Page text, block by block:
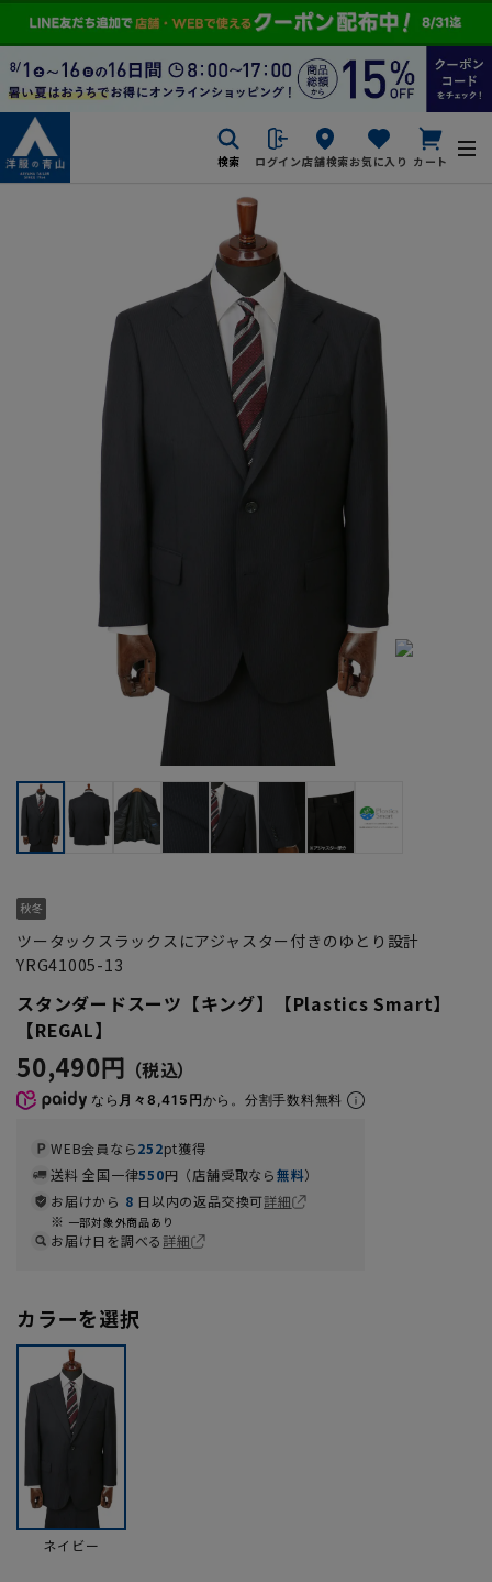
検索 ログイン店舗検索お気に入り カート
ツータックスラックスにアジャスター付きのゆとり設計
YRG41005-13
スタンダードスーツ【キング】【Plastics Smart】
【REGAL】
50,490円
なら 月々8,415円から。分割手数料無料
WEB会員なら252pt獲得
送料 全国一律550円（店舗受取なら無料）
お届けから 8 日以内の返品交換可詳細
一部対象外商品あり
お届け日を調べる詳細
カラーを選択
ネイビー